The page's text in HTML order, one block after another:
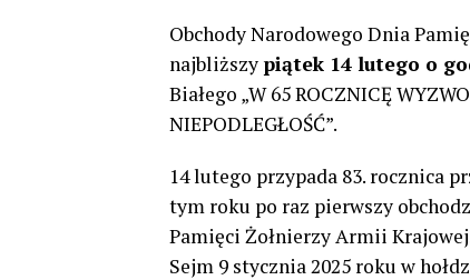
Obchody Narodowego Dnia
najbliższy piątek 14 lutego o
Białego „W 65 ROCZNICĘ
NIEPODLEGŁOŚĆ”.
14 lutego przypada 83. rocznica
tym roku po raz pierwszy
Pamięci Żołnierzy Armii
Sejm 9 stycznia 2025 roku w